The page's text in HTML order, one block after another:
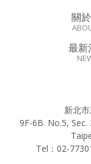
關
最新
新北
9F-6B. No.5,
Tel： 02-